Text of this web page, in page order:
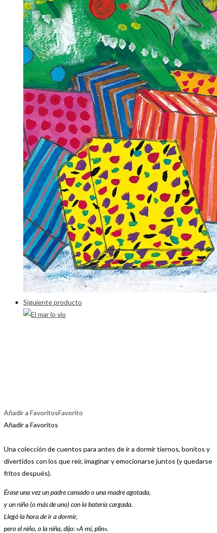
Siguiente producto
Añadir a FavoritosFavorito
Añadir a Favoritos
Una colección de cuentos para antes de ir a dormir tiernos, bonitos y
divertidos con los que reír, imaginar y emocionarse juntos (y quedarse
fritos después).
Érase una vez un padre cansado o una madre agotada,
y un niño (o más de uno) con la batería cargada.
Llegó la hora de ir a dormir,
pero el niño, o la niña, dijo: «A mí, plin».